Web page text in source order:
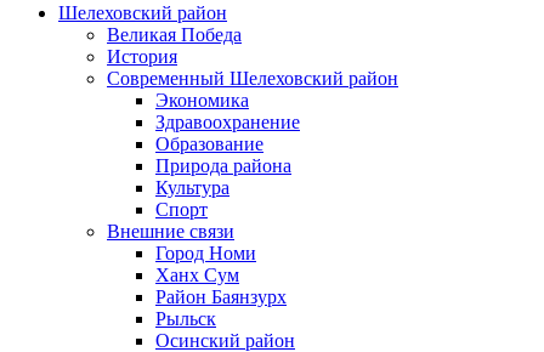
Шелеховский район
Великая Победа
История
Современный Шелеховский район
Экономика
Здравоохранение
Образование
Природа района
Культура
Спорт
Внешние связи
Город Номи
Ханх Сум
Район Баянзурх
Рыльск
Осинский район